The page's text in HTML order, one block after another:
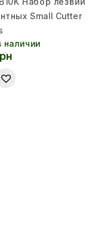
Small Cutter
наличии